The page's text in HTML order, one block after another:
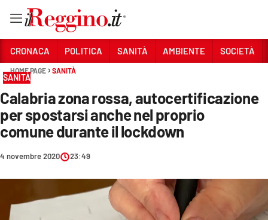
Sezioni
CRONACA
POLITICA
SANITÀ
AMBIENTE
SOCIETÀ
CRONACA POLITICA SANITÀ AMBIENTE SOCIETÀ
HOME PAGE SANITÀ
SANITÀ
Calabria zona rossa, autocertificazione
per spostarsi anche nel proprio
comune durante il lockdown
4 novembre 2020 23:49